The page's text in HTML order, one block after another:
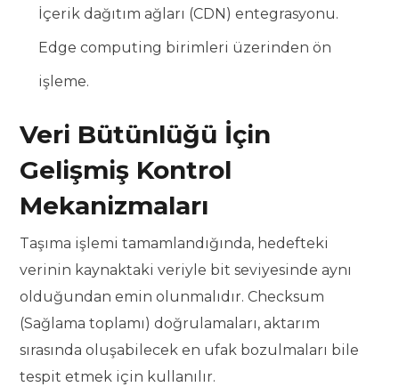
İçerik dağıtım ağları (CDN) entegrasyonu.
Edge computing birimleri üzerinden ön
işleme.
Veri Bütünlüğü İçin
Gelişmiş Kontrol
Mekanizmaları
Taşıma işlemi tamamlandığında, hedefteki
verinin kaynaktaki veriyle bit seviyesinde aynı
olduğundan emin olunmalıdır. Checksum
(Sağlama toplamı) doğrulamaları, aktarım
sırasında oluşabilecek en ufak bozulmaları bile
tespit etmek için kullanılır.